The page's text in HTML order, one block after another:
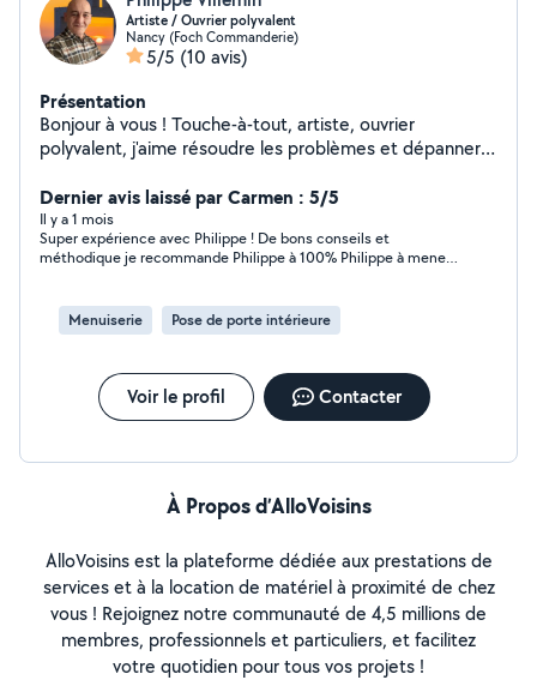
Artiste / Ouvrier polyvalent
Nancy (Foch Commanderie)
5/5 (10 avis)
Présentation
Bonjour à vous ! Touche-à-tout, artiste, ouvrier
polyvalent, j'aime résoudre les problèmes et dépanner.
point d'orgue, j'aime à privilégier la communication et la
bonne entente. Aussi je vous propose mes services et
mon inventivité, avec sérieux, courtoisie et bien sûr
sympathie. À très bientôt !
Dernier avis laissé par Carmen : 5/5
Il y a 1 mois
Super expérience avec Philippe ! De bons conseils et
méthodique je recommande Philippe à 100% Philippe à mener
Menuiserie
Pose de porte intérieure
Voir le profil Contacter
À Propos d’AlloVoisins
AlloVoisins est la plateforme dédiée aux prestations de
services et à la location de matériel à proximité de chez
vous ! Rejoignez notre communauté de 4,5 millions de
membres, professionnels et particuliers, et facilitez
votre quotidien pour tous vos projets !